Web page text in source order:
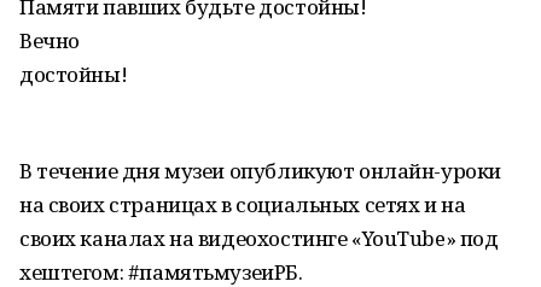
Памяти павших будьте достойны!
Вечно
достойны!
В течение дня музеи опубликуют онлайн-уроки
на своих страницах в социальных сетях и на
своих каналах на видеохостинге «YouTube» под
хештегом: #памятьмузеиРБ.